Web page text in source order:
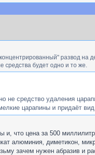
развод на
средства будет одно и то же.
не средство удаления
царапины и придаёт
и, что цена за 500
алюминия, диметикон,
зачем нужен абразив и